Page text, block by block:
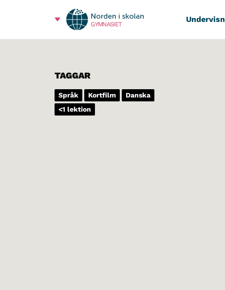
GYMNASIET
TAGGAR
Språk Kortfilm
Danska
<1 lektion